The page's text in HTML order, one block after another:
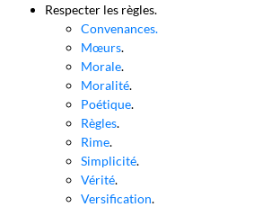
Respecter les règles.
Convenances.
Mœurs.
Morale.
Moralité.
Poétique.
Règles.
Rime.
Simplicité.
Vérité.
Versification.